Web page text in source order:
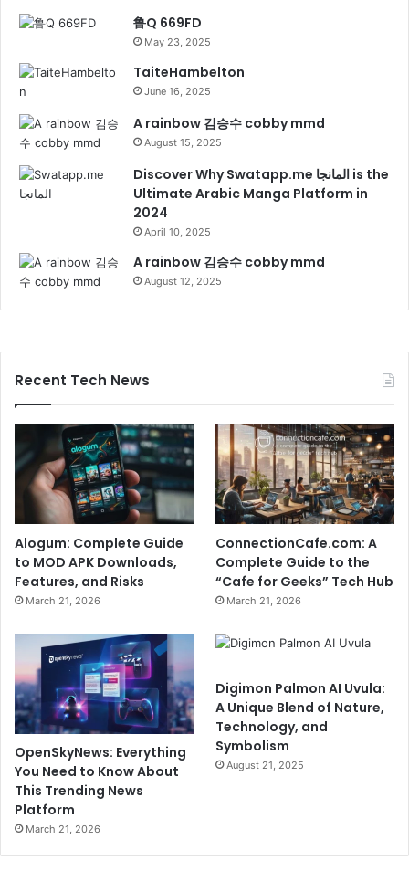
鲁Q 669FD
May 23, 2025
TaiteHambelton
June 16, 2025
A rainbow 김승수 cobby mmd
August 15, 2025
Discover Why Swatapp.me المانجا is the
Ultimate Arabic Manga Platform in
2024
April 10, 2025
A rainbow 김승수 cobby mmd
August 12, 2025
Recent Tech News
Alogum: Complete Guide
to MOD APK Downloads,
Features, and Risks
March 21, 2026
ConnectionCafe.com: A
Complete Guide to the
“Cafe for Geeks” Tech Hub
March 21, 2026
OpenSkyNews: Everything
You Need to Know About
This Trending News
Platform
March 21, 2026
Digimon Palmon AI Uvula:
A Unique Blend of Nature,
Technology, and
Symbolism
August 21, 2025